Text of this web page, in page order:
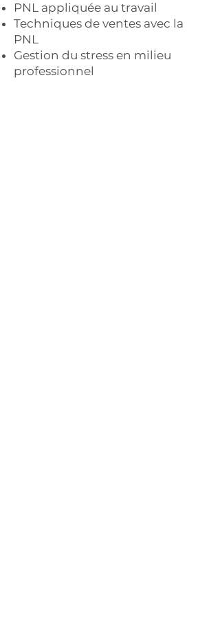
PNL appliquée au travail
Techniques de ventes avec la
PNL
Gestion du stress en milieu
professionnel